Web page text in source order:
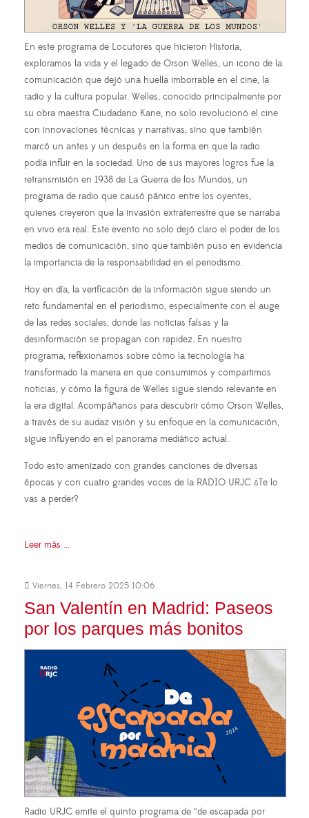
En este programa de Locutores que hicieron Historia,
exploramos la vida y el legado de Orson Welles, un icono de la
comunicación que dejó una huella imborrable en el cine, la
radio y la cultura popular. Welles, conocido principalmente por
su obra maestra Ciudadano Kane, no solo revolucionó el cine
con innovaciones técnicas y narrativas, sino que también
marcó un antes y un después en la forma en que la radio
podía influir en la sociedad. Uno de sus mayores logros fue la
retransmisión en 1938 de La Guerra de los Mundos, un
programa de radio que causó pánico entre los oyentes,
quienes creyeron que la invasión extraterrestre que se narraba
en vivo era real. Este evento no solo dejó claro el poder de los
medios de comunicación, sino que también puso en evidencia
la importancia de la responsabilidad en el periodismo.
Hoy en día, la verificación de la información sigue siendo un
reto fundamental en el periodismo, especialmente con el auge
de las redes sociales, donde las noticias falsas y la
desinformación se propagan con rapidez. En nuestro
programa, reflexionamos sobre cómo la tecnología ha
transformado la manera en que consumimos y compartimos
noticias, y cómo la figura de Welles sigue siendo relevante en
la era digital. Acompáñanos para descubrir cómo Orson Welles,
a través de su audaz visión y su enfoque en la comunicación,
sigue influyendo en el panorama mediático actual.
Todo esto amenizado con grandes canciones de diversas
épocas y con cuatro grandes voces de la RADIO URJC ¿Te lo
vas a perder?
Leer más ...
Viernes, 14 Febrero 2025 10:06
San Valentín en Madrid: Paseos
por los parques más bonitos
Radio URJC emite el quinto programa de “de escapada por